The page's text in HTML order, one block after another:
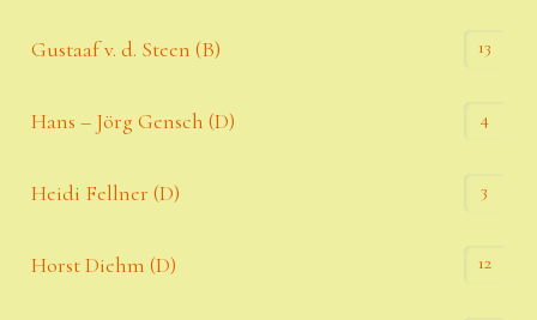
Gustaaf v. d. Steen (B) 13
Hans – Jörg Gensch (D) 4
Heidi Fellner (D) 3
Horst Diehm (D) 12